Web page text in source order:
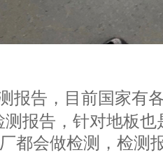
报告，目前国家有
报告，针对地板也
都会做检测，检测